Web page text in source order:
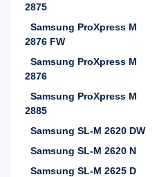
2875
Samsung ProXpress M
2876 FW
Samsung ProXpress M
2876
Samsung ProXpress M
2885
Samsung SL-M 2620 DW
Samsung SL-M 2620 N
Samsung SL-M 2625 D